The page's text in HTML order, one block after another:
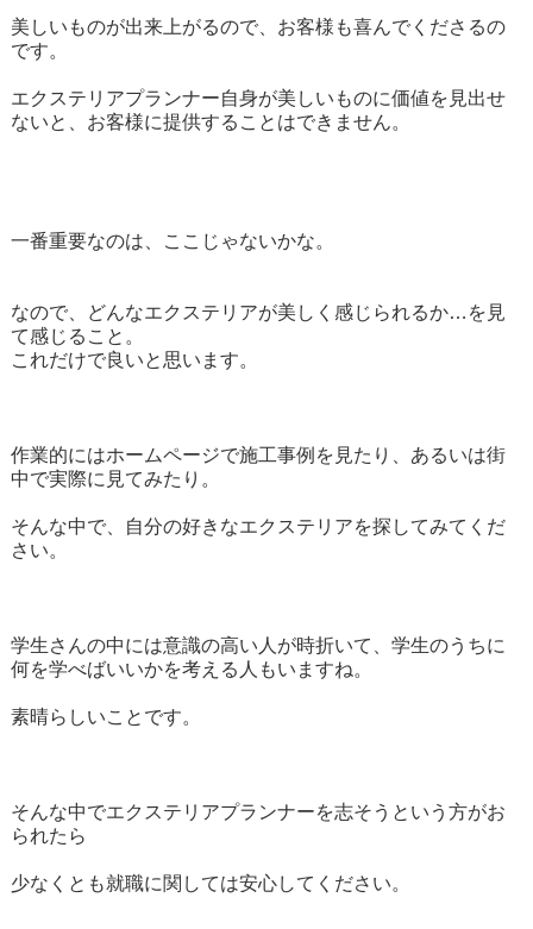
美しいものが出来上がるので、お客様も喜んでくださるの
です。
エクステリアプランナー自身が美しいものに価値を見出せ
ないと、お客様に提供することはできません。
一番重要なのは、ここじゃないかな。
なので、どんなエクステリアが美しく感じられるか…を見
て感じること。
これだけで良いと思います。
作業的にはホームページで施工事例を見たり、あるいは街
中で実際に見てみたり。
そんな中で、自分の好きなエクステリアを探してみてくだ
さい。
学生さんの中には意識の高い人が時折いて、学生のうちに
何を学べばいいかを考える人もいますね。
素晴らしいことです。
そんな中でエクステリアプランナーを志そうという方がお
られたら
少なくとも就職に関しては安心してください。